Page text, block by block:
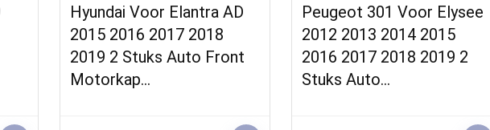
Hyundai Voor Elantra AD
2015 2016 2017 2018
2019 2 Stuks Auto Front
Motorkap…
Peugeot 301 Voor Elysee
2012 2013 2014 2015
2016 2017 2018 2019 2
Stuks Auto…